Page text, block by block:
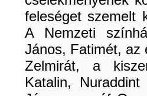
feleséget szemelt
A Nemzeti
János, Fatimét, az
Zelmirát, a
Katalin,